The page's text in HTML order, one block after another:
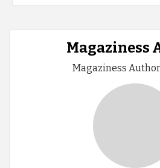
Magaziness
Magaziness